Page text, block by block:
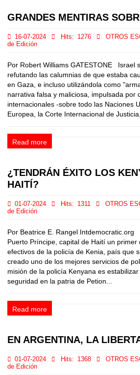
GRANDES MENTIRAS
16-07-2024 Hits: 1276 OTROS
de Edición
Por Robert Williams GATESTONE Israel
refutando las calumnias de que estaba
en Gaza, e incluso utilizándola como
narrativa falsa y maliciosa, impulsada por
internacionales -sobre todo las Naciones
Europea, la Corte Internacional de
Read more
¿TENDRÁN ÉXITO LOS
HAITÍ?
01-07-2024 Hits: 1311 OTROS
de Edición
Por Beatrice E. Rangel Intdemocratic.org
Puerto Príncipe, capital de Haití un
efectivos de la policía de Kenia, país que
creado uno de los mejores servicios de
misión de la policía Kenyana es
seguridad en la patria de Petion...
Read more
EN ARGENTINA, LA
01-07-2024 Hits: 1368 OTROS
de Edición